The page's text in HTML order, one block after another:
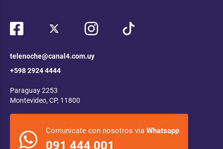
telenoche@canal4.com.uy
+598 2924 4444
Paraguay 2253
Montevideo, CP, 11800
Comunicate con nosotros via Whatsapp
091 444 001